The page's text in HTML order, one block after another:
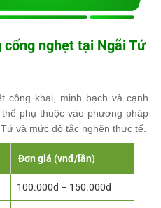
nghẹt tại Ngãi Tứ
công khai, minh bạch và cạnh
phụ thuộc vào phương pháp
và mức độ tắc nghẽn thực tế.
Đơn giá (vnđ/lần)
100.000đ – 150.000đ